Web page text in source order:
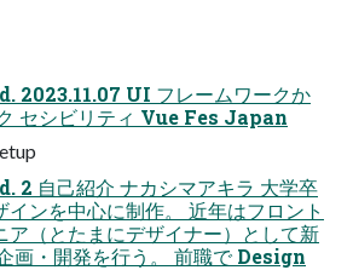
2023.11.07 UI フレームワークか
セシビリティ Vue Fes Japan
2 自己紹介 ナカシマアキラ 大学卒
インを中心に制作。 近年はフロント
ア（とたまにデザイナー）として新
画・開発を行う。 前職で Design